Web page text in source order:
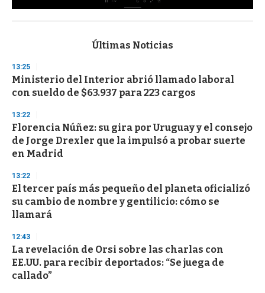
s
d
s
o
f
3
s
e
c
o
d
s
Últimas Noticias
13:25
Ministerio del Interior abrió llamado laboral
con sueldo de $63.937 para 223 cargos
13:22
Florencia Núñez: su gira por Uruguay y el consejo
de Jorge Drexler que la impulsó a probar suerte
en Madrid
13:22
El tercer país más pequeño del planeta oficializó
su cambio de nombre y gentilicio: cómo se
llamará
12:43
La revelación de Orsi sobre las charlas con
EE.UU. para recibir deportados: “Se juega de
callado”